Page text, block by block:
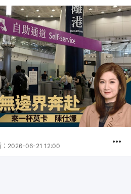
2026-06-21 12:00